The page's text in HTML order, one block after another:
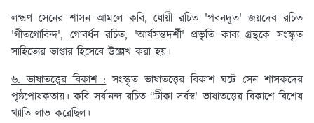
লক্ষ্মণ সেনের শাসন আমলে কবি, ধোয়ী রচিত 'পবনদূত' জয়দেব রচিত
'গীতগোবিন্দ', গোবর্ধন রচিত, 'আর্যসন্তদর্শী' প্রভৃতি কাব্য গ্রন্থকে সংস্কৃত
সাহিত্যের ভাণ্ডার হিসেবে উল্লেখ করা হয়।
৬. ভাষাতত্ত্বের বিকাশ :সংস্কৃত ভাষাতত্ত্বের বিকাশ ঘটে সেন শাসকদের
পৃষ্ঠপোষকতায়। কবি সর্বানন্দ রচিত “টীকা সর্বস্ব' ভাষাতত্ত্বের বিকাশে বিশেষ
খ্যাতি লাভ করেছিল।